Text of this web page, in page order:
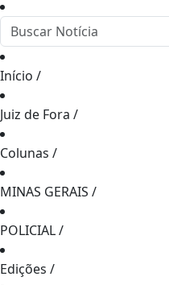
Início /
Juiz de Fora /
Colunas /
MINAS GERAIS /
POLICIAL/
Edições /